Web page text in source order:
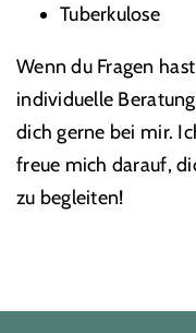
Tuberkulose
Wenn du Fragen
individuelle
dich gerne bei mir.
freue mich darauf,
zu begleiten!